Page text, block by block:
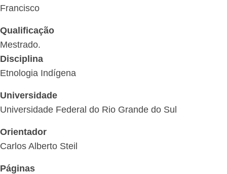
Francisco
Qualificação
Mestrado.
Disciplina
Etnologia Indígena
Universidade
Universidade Federal do Rio Grande do Sul
Orientador
Carlos Alberto Steil
Páginas